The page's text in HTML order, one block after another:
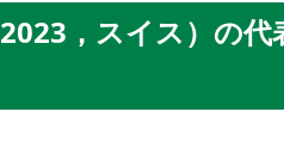
，スイス）の代